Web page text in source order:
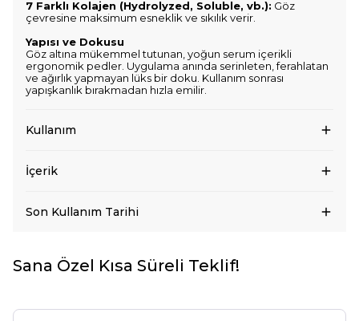
7 Farklı Kolajen (Hydrolyzed, Soluble, vb.): Göz
çevresine maksimum esneklik ve sıkılık verir.
Yapısı ve Dokusu
Göz altına mükemmel tutunan, yoğun serum içerikli
ergonomik pedler. Uygulama anında serinleten, ferahlatan
ve ağırlık yapmayan lüks bir doku. Kullanım sonrası
yapışkanlık bırakmadan hızla emilir.
Kullanım
İçerik
Son Kullanım Tarihi
Sana Özel Kısa Süreli Teklif!